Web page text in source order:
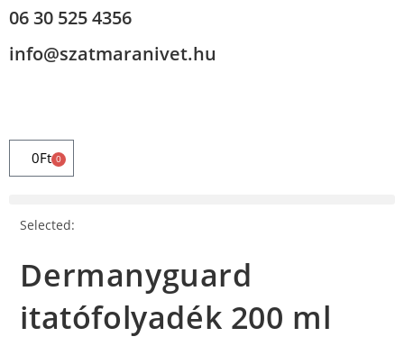
06 30 525 4356
info@szatmaranivet.hu
0Ft 0
Selected:
Dermanyguard
itatófolyadék 200 ml